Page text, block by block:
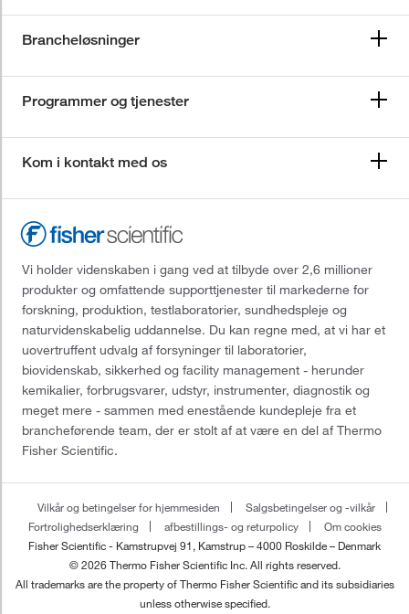
Brancheløsninger
Programmer og tjenester
Kom i kontakt med os
Vi holder videnskaben i gang ved at tilbyde over 2,6 millioner
produkter og omfattende supporttjenester til markederne for
forskning, produktion, testlaboratorier, sundhedspleje og
naturvidenskabelig uddannelse. Du kan regne med, at vi har et
uovertruffent udvalg af forsyninger til laboratorier,
biovidenskab, sikkerhed og facility management - herunder
kemikalier, forbrugsvarer, udstyr, instrumenter, diagnostik og
meget mere - sammen med enestående kundepleje fra et
brancheførende team, der er stolt af at være en del af Thermo
Fisher Scientific.
Vilkår og betingelser for hjemmesiden
Salgsbetingelser og -vilkår
Fortrolighedserklæring
afbestillings- og returpolicy
Om cookies
Fisher Scientific - Kamstrupvej 91, Kamstrup – 4000 Roskilde – Denmark
© 2026 Thermo Fisher Scientific Inc. All rights reserved.
All trademarks are the property of Thermo Fisher Scientific and its subsidiaries
unless otherwise specified.